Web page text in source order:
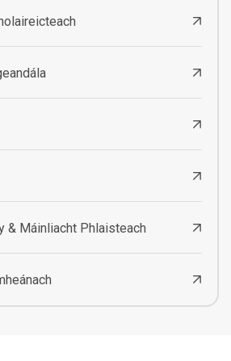
& Máinliacht Phlaisteach